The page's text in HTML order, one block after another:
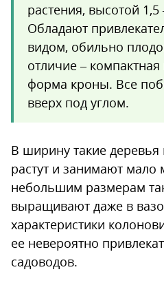
растения, высотой 1,5
Обладают
видом, обильно
отличие –
форма кроны. Все
вверх под углом.
В ширину такие деревья
растут и занимают мало
небольшим размерам
выращивают даже в
характеристики
ее невероятно
садоводов.